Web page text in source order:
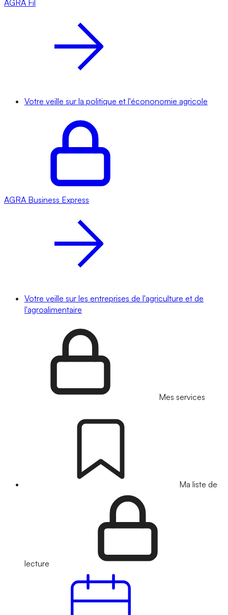
AGRA Fil
Votre veille sur la politique et l'écononomie agricole
AGRA Business Express
Votre veille sur les entreprises de l'agriculture et de
l'agroalimentaire
Mes services
Ma liste de
lecture